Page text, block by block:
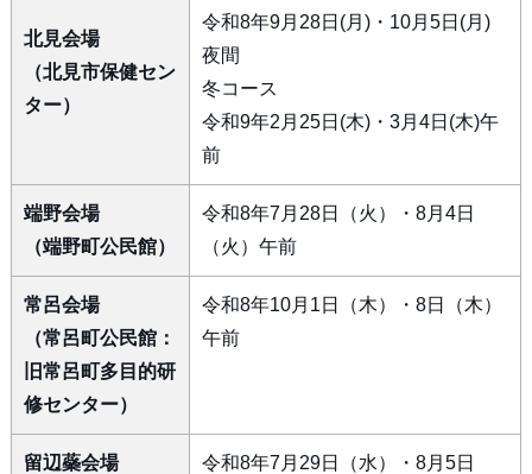
北見会場
（北見市保健セン
ター）
令和8年9月28日(月)・10月5日(月)
夜間
冬コース
令和9年2月25日(木)・3月4日(木)午
前
端野会場
（端野町公民館）
令和8年7月28日（火）・8月4日
（火）午前
常呂会場
（常呂町公民館：
旧常呂町多目的研
修センター）
令和8年10月1日（木）・8日（木）
午前
留辺蘂会場
令和8年7月29日（水）・8月5日